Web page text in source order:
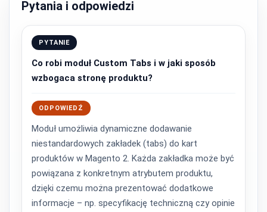
Pytania i odpowiedzi
PYTANIE
Co robi moduł Custom Tabs i w jaki sposób
wzbogaca stronę produktu?
ODPOWIEDŹ
Moduł umożliwia dynamiczne dodawanie
niestandardowych zakładek (tabs) do kart
produktów w Magento 2. Każda zakładka może być
powiązana z konkretnym atrybutem produktu,
dzięki czemu można prezentować dodatkowe
informacje – np. specyfikację techniczną czy opinie